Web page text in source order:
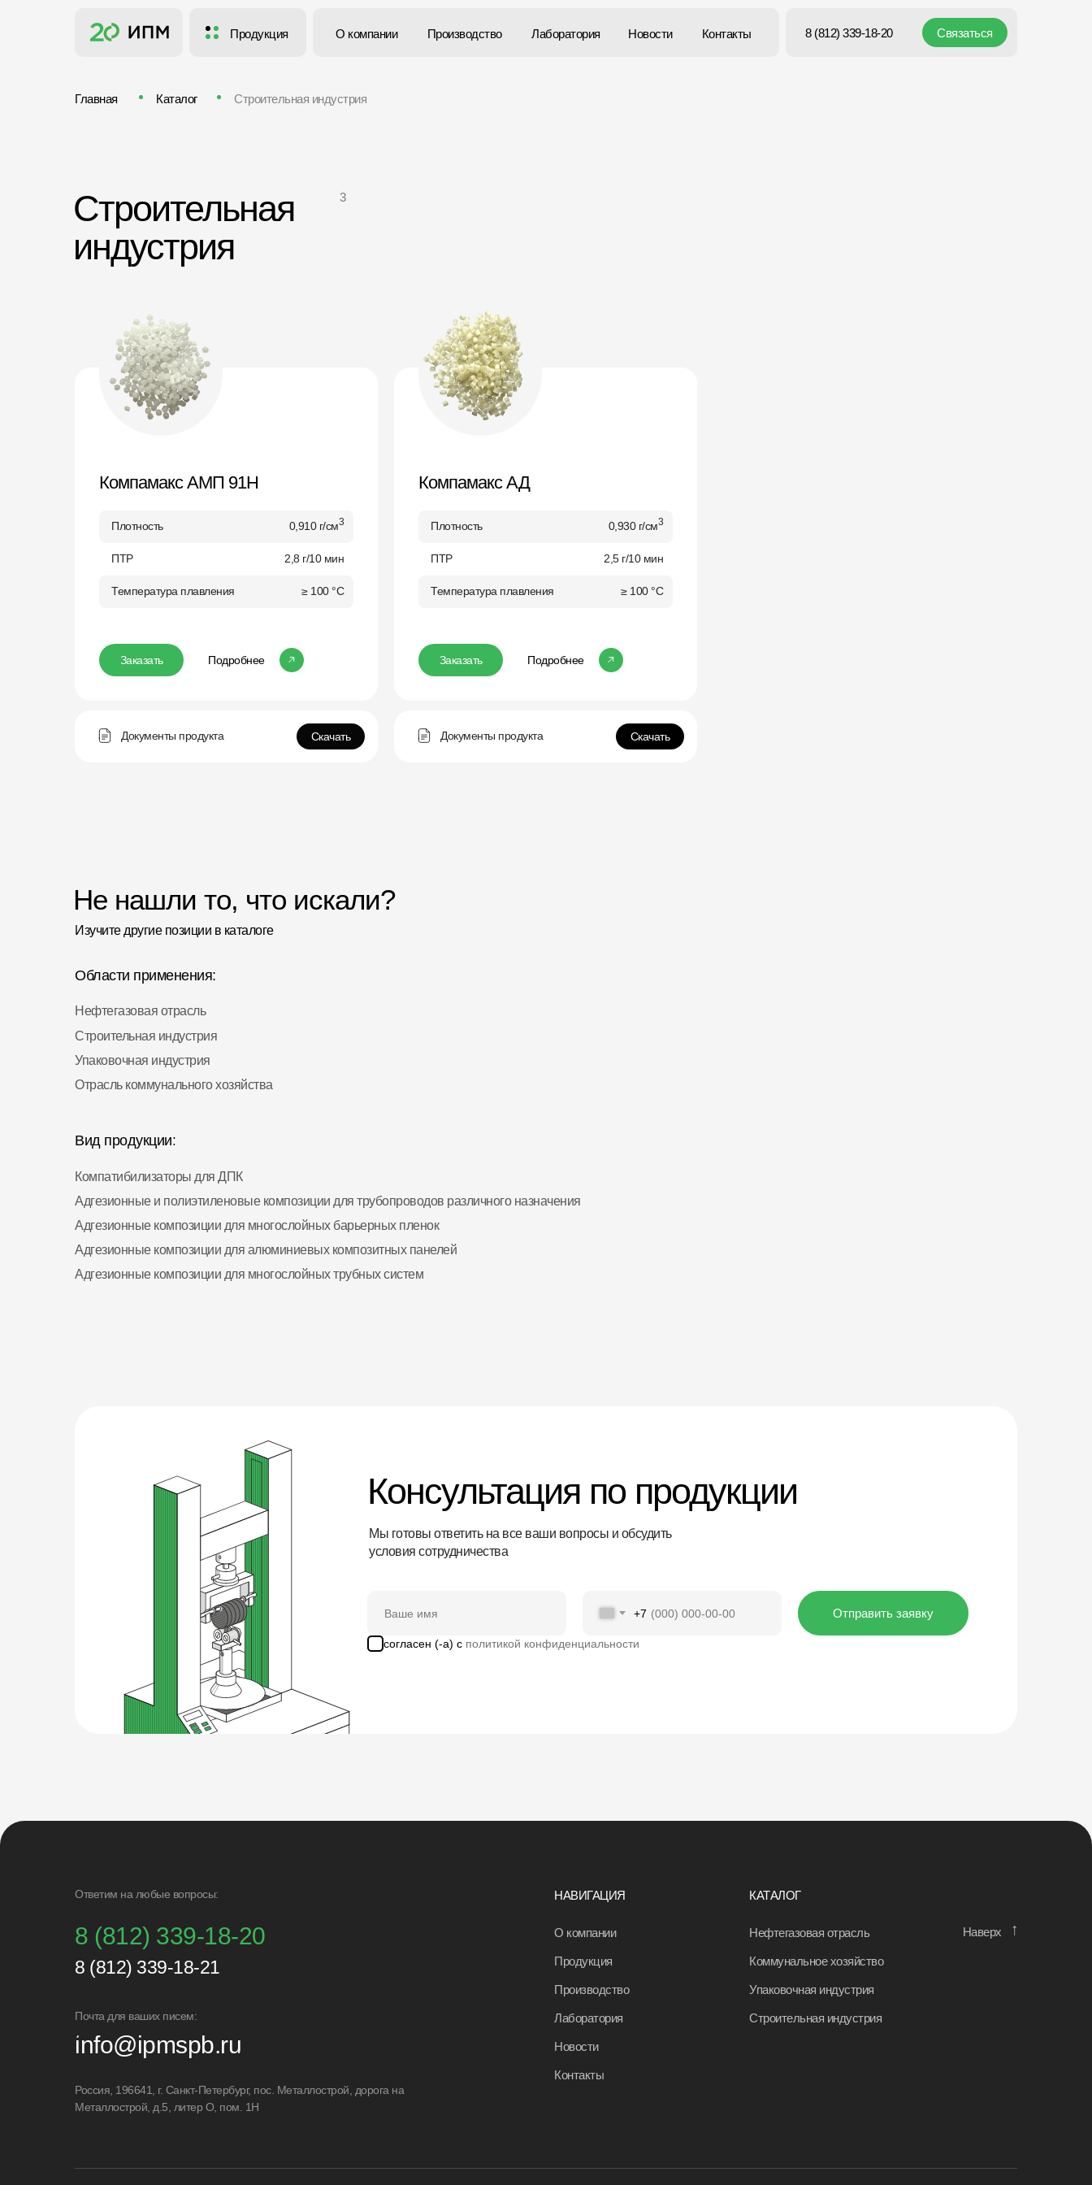
8 (812) 339-18-20 Связаться
Контакты
Новости
Лаборатория
Производство
Продукция О компании
Продукция 8 (812) 339-18-20 Связаться
Контакты
Новости
Лаборатория
Производство
Продукция О компании
Продукция
Главная Каталог Строительная индустрия
3
Строительная
индустрия
Компамакс АМП 91Н
0,910 г/см3
Плотность
≥ 100 °C
Температура плавления
2,8 г/10 мин
ПТР
Заказать Подробнее
Компамакс АД
0,930 г/см3
Плотность
≥ 100 °C
Температура плавления
2,5 г/10 мин
ПТР
Заказать Подробнее
Скачать
Документы продукта
Скачать
Документы продукта
Отрасль коммунального хозяйства
Упаковочная индустрия
Строительная индустрия
Нефтегазовая отрасль
Области применения:
Адгезионные композиции для многослойных барьерных пленок
Адгезионные и полиэтиленовые композиции для трубопроводов различного назначения
Компатибилизаторы для ДПК
Адгезионные композиции для многослойных трубных систем
Адгезионные композиции для алюминиевых композитных панелей
Вид продукции:
Не нашли то, что искали?
Изучите другие позиции в каталоге
Консультация по продукции
+7
согласен (-а) с политикой конфиденциальности
Отправить заявку
Мы готовы ответить на все ваши вопросы и обсудить
условия сотрудничества
8 (812) 339-18-21
info@ipmspb.ru
8 (812) 339-18-20
Контакты
Новости
Лаборатория
Производство
Продукция
О компании
НАВИГАЦИЯ
Строительная индустрия
Упаковочная индустрия
Коммунальное хозяйство
↑
Наверх
Нефтегазовая отрасль
КАТАЛОГ
Россия, 196641, г. Санкт-Петербург, пос. Металлострой, дорога на
Металлострой, д.5, литер О, пом. 1Н
Ответим на любые вопросы:
Почта для ваших писем: